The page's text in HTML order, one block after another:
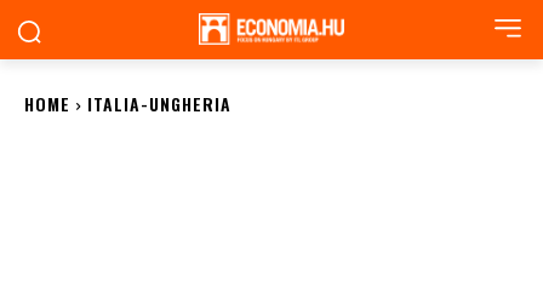
HOME ITALIA-UNGHERIA